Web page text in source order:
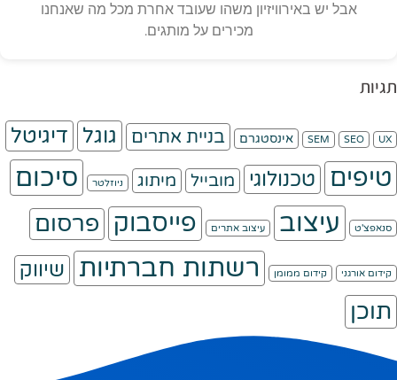
אבל יש באירוויזיון משהו שעובד אחרת מכל מה שאנחנו
מכירים על מותגים.
תגיות
SEM SEO UX אינסטגרם בניית אתרים גוגל דיגיטל
טיפים טכנולוגי מובייל מיתוג ניוזלטר סיכום
סנאפצ'ט עיצוב עיצוב אתרים פייסבוק פרסום
קידום אורגני קידום ממומן רשתות חברתיות שיווק
תוכן